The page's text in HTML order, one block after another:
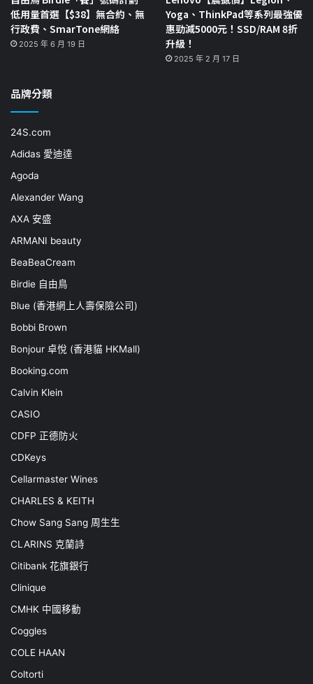
低用量首選【$38】無合約、無
行政費、SmarTone網絡
2025 年 6 月 19 日
Yoga、ThinkPad等系列最強優
惠勁減5000元！SSD/RAM 8折
升級！
2025 年 2 月 17 日
品牌分類
24S.com
Adidas 愛迪達
Agoda
Alexander Wang
AXA 安盛
ARMANI beauty
BeaBeaCream
Birdie 自由鳥
Blue (香港網上人壽保險公司)
Bobbi Brown
Bonjour 卓悅 (香港貓 HKMall)
Booking.com
Calvin Klein
CASIO
CDFP 正德防火
CDKeys
Cellarmaster Wines
CHARLES & KEITH
Chow Sang Sang 周生生
CLARINS 克蘭詩
Citibank 花旗銀行
Clinique
CMHK 中國移動
Coggles
COLE HAAN
Coltorti